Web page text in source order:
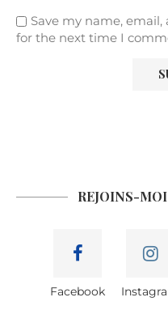
Save my name,
for the next time I
REJOINS-MOI
Facebook